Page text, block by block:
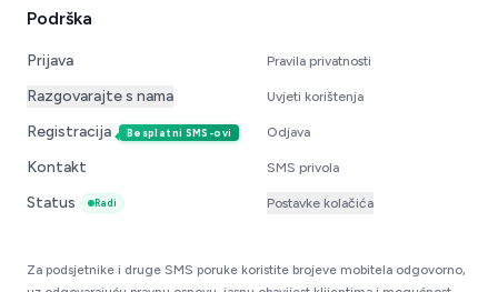
Podrška
Prijava
Razgovarajte s nama
Registracija
Besplatni SMS-ovi
Kontakt
Status
Radi
Pravila privatnosti
Uvjeti korištenja
Odjava
SMS privola
Postavke kolačića
Za podsjetnike i druge SMS poruke koristite brojeve mobitela odgovorno,